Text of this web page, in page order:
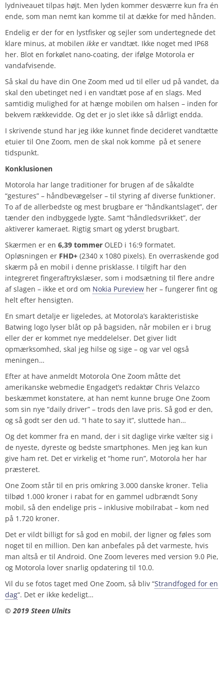
lydniveauet tilpas højt. Men lyden kommer desværre kun fra én
ende, som man nemt kan komme til at dække for med hånden.
Endelig er der for en lystfisker og sejler som undertegnede det
klare minus, at mobilen ikke er vandtæt. Ikke noget med IP68
her. Blot en forkølet nano-coating, der ifølge Motorola er
vandafvisende.
Så skal du have din One Zoom med ud til eller ud på vandet, da
skal den ubetinget ned i en vandtæt pose af en slags. Med
samtidig mulighed for at hænge mobilen om halsen – inden for
bekvem rækkevidde. Og det er jo slet ikke så dårligt endda.
I skrivende stund har jeg ikke kunnet finde decideret vandtætte
etuier til One Zoom, men de skal nok komme på et senere
tidspunkt.
Konklusionen
Motorola har lange traditioner for brugen af de såkaldte
“gestures” – håndbevægelser – til styring af diverse funktioner.
To af de allerbedste og mest brugbare er “håndkantslaget”, der
tænder den indbyggede lygte. Samt “håndledsvrikket”, der
aktiverer kameraet. Rigtig smart og yderst brugbart.
Skærmen er en 6,39 tommer OLED i 16:9 formatet.
Opløsningen er FHD+ (2340 x 1080 pixels). En overraskende god
skærm på en mobil i denne prisklasse. I tilgift har den
integreret fingeraftrykslæser, som i modsætning til flere andre
af slagen – ikke et ord om Nokia Pureview her – fungerer fint og
helt efter hensigten.
En smart detalje er ligeledes, at Motorola’s karakteristiske
Batwing logo lyser blåt op på bagsiden, når mobilen er i brug
eller der er kommet nye meddelelser. Det giver lidt
opmærksomhed, skal jeg hilse og sige – og var vel også
meningen…
Efter at have anmeldt Motorola One Zoom måtte det
amerikanske webmedie Engadget’s redaktør Chris Velazco
beskæmmet konstatere, at han nemt kunne bruge One Zoom
som sin nye “daily driver” – trods den lave pris. Så god er den,
og så godt ser den ud. “I hate to say it”, sluttede han…
Og det kommer fra en mand, der i sit daglige virke vælter sig i
de nyeste, dyreste og bedste smartphones. Men jeg kan kun
give ham ret. Det er virkelig et “home run”, Motorola her har
præsteret.
One Zoom står til en pris omkring 3.000 danske kroner. Telia
tilbød 1.000 kroner i rabat for en gammel udbrændt Sony
mobil, så den endelige pris – inklusive mobilrabat – kom ned
på 1.720 kroner.
Det er vildt billigt for så god en mobil, der ligner og føles som
noget til en million. Den kan anbefales på det varmeste, hvis
man altså er til Android. One Zoom leveres med version 9.0 Pie,
og Motorola lover snarlig opdatering til 10.0.
Vil du se fotos taget med One Zoom, så bliv “Strandfoged for en
dag“. Det er ikke kedeligt…
© 2019 Steen Ulnits